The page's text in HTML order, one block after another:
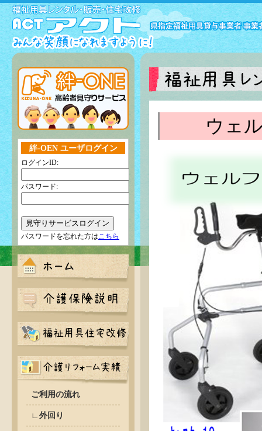
絆-OEN ユーザログイン
ログインID:
パスワード:
パスワードを忘れた方はこちら
ご利用の流れ
∟外回り
ウェ